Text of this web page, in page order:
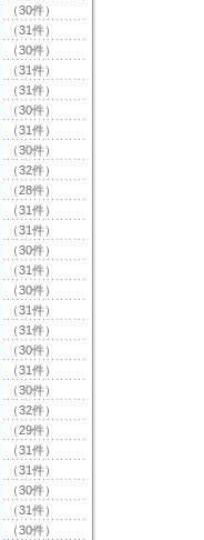
（30件）
（31件）
（30件）
（31件）
（31件）
（30件）
（31件）
（30件）
（32件）
（28件）
（31件）
（31件）
（30件）
（31件）
（30件）
（31件）
（31件）
（30件）
（31件）
（30件）
（32件）
（29件）
（31件）
（31件）
（30件）
（31件）
（30件）